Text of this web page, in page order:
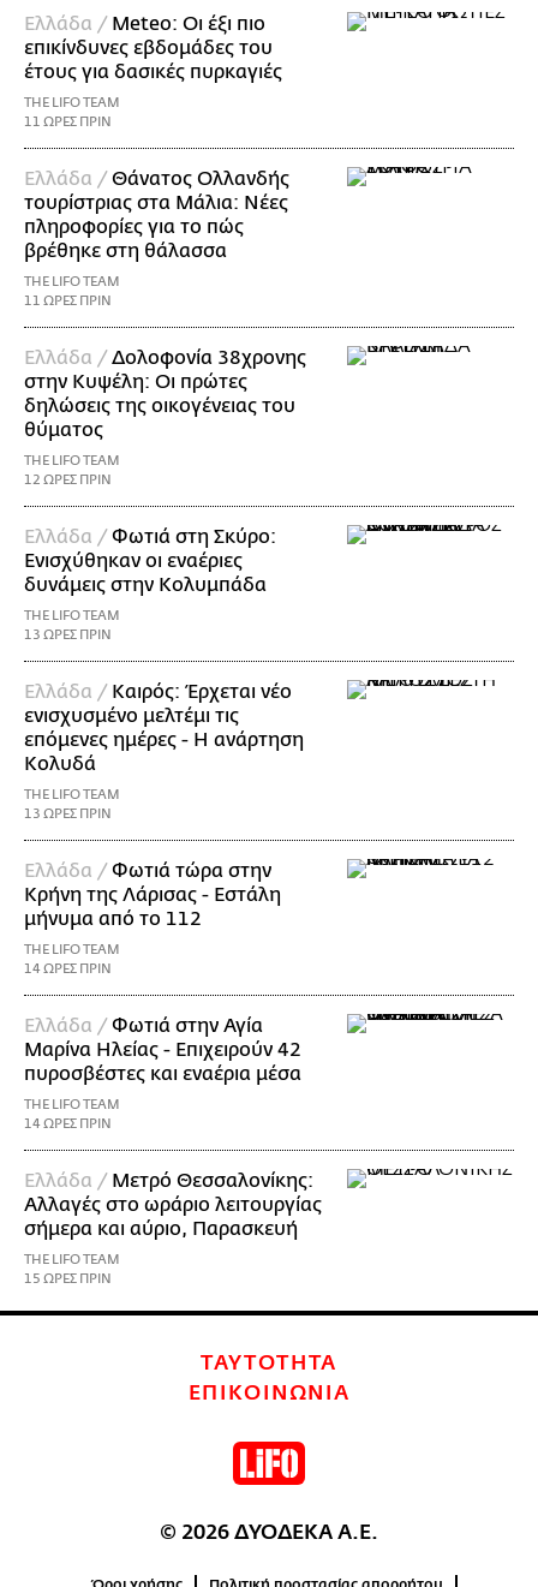
Ελλάδα / Meteo: Οι έξι πιο
επικίνδυνες εβδομάδες του
έτους για δασικές πυρκαγιές
THE LIFO TEAM
11 ΩΡΕΣ ΠΡΙΝ
Ελλάδα /Θάνατος Ολλανδής
τουρίστριας στα Μάλια: Νέες
πληροφορίες για το πώς
βρέθηκε στη θάλασσα
THE LIFO TEAM
11 ΩΡΕΣ ΠΡΙΝ
Ελλάδα /Δολοφονία 38χρονης
στην Κυψέλη: Οι πρώτες
δηλώσεις της οικογένειας του
θύματος
THE LIFO TEAM
12 ΩΡΕΣ ΠΡΙΝ
Ελλάδα /Φωτιά στη Σκύρο:
Ενισχύθηκαν οι εναέριες
δυνάμεις στην Κολυμπάδα
THE LIFO TEAM
13 ΩΡΕΣ ΠΡΙΝ
Ελλάδα / Καιρός: Έρχεται νέο
ενισχυσμένο μελτέμι τις
επόμενες ημέρες - Η ανάρτηση
Κολυδά
THE LIFO TEAM
13 ΩΡΕΣ ΠΡΙΝ
Ελλάδα /Φωτιά τώρα στην
Κρήνη της Λάρισας - Εστάλη
μήνυμα από το 112
THE LIFO TEAM
14 ΩΡΕΣ ΠΡΙΝ
Ελλάδα /Φωτιά στην Αγία
Μαρίνα Ηλείας - Επιχειρούν 42
πυροσβέστες και εναέρια μέσα
THE LIFO TEAM
14 ΩΡΕΣ ΠΡΙΝ
Ελλάδα / Μετρό Θεσσαλονίκης:
Αλλαγές στο ωράριο λειτουργίας
σήμερα και αύριο, Παρασκευή
THE LIFO TEAM
15 ΩΡΕΣ ΠΡΙΝ
ΤΑΥΤΟΤΗΤΑ
ΕΠΙΚΟΙΝΩΝΙΑ
© 2026 ΔΥΟΔΕΚΑ Α.Ε.